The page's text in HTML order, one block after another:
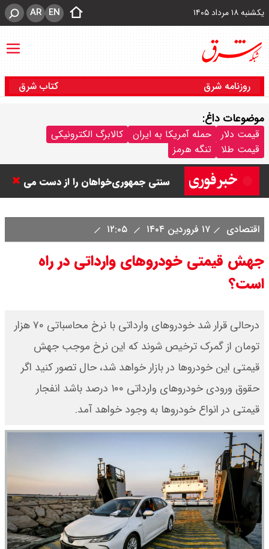
یکشنبه ۱۸ مرداد ۱۴۰۵ EN
AR
روزنامه شرق کتاب شرق
موضوعات داغ:
قیمت دلار حمله آمریکا به ایران
کالابرگ الکترونیکی
قیمت طلا
تنگه هرمز
ورزشگاه آزادی به نیم فصل اول لیگ
برتر می رسد ؟
سنتی جمهوری‌خواهان را از دست می
بنزین برای دولت چقدر تمام می شود؟
رهبر انقلاب با مسعود پزشکیان دیدار
کرد / درباره مشکلات کشور و تعامل
اقتصادی با طرفهای خارجی گفتگو شد
اقتصادی ۱۷ فروردین ۱۴۰۴
جهش قیمتی خودروهای وارداتی در راه
است؟
درحالی قرار شد خودروهای وارداتی با نرخ محاسباتی ۷۰ هزار
تومان از گمرک ترخیص شوند که این نرخ موجب جهش
قیمتی این خودروها در بازار خواهد شد، حال تصور کنید اگر
حقوق ورودی خودروهای وارداتی ۱۰۰ درصد باشد انفجار
قیمتی در انواع خودروها به وجود خواهد آمد.